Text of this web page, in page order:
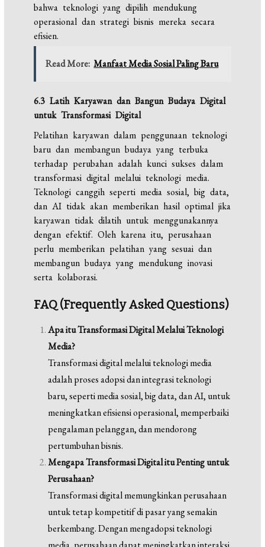
bahwa teknologi yang dipilih mendukung
operasional dan strategi bisnis mereka secara
efisien.
Read More: Manfaat Media Sosial Paling Baru
6.3 Latih Karyawan dan Bangun Budaya Digital
untuk Transformasi Digital
Pelatihan karyawan dalam penggunaan teknologi
baru dan membangun budaya yang terbuka
terhadap perubahan adalah kunci sukses dalam
transformasi digital melalui teknologi media.
Teknologi canggih seperti media sosial, big data,
dan AI tidak akan memberikan hasil optimal jika
karyawan tidak dilatih untuk menggunakannya
dengan efektif. Oleh karena itu, perusahaan
perlu memberikan pelatihan yang sesuai dan
membangun budaya yang mendukung inovasi
serta kolaborasi.
FAQ (Frequently Asked Questions)
Apa itu Transformasi Digital Melalui Teknologi
Media?
Transformasi digital melalui teknologi media
adalah proses adopsi dan integrasi teknologi
baru, seperti media sosial, big data, dan AI, untuk
meningkatkan efisiensi operasional, memperbaiki
pengalaman pelanggan, dan mendorong
pertumbuhan bisnis.
Mengapa Transformasi Digital itu Penting untuk
Perusahaan?
Transformasi digital memungkinkan perusahaan
untuk tetap kompetitif di pasar yang semakin
berkembang. Dengan mengadopsi teknologi